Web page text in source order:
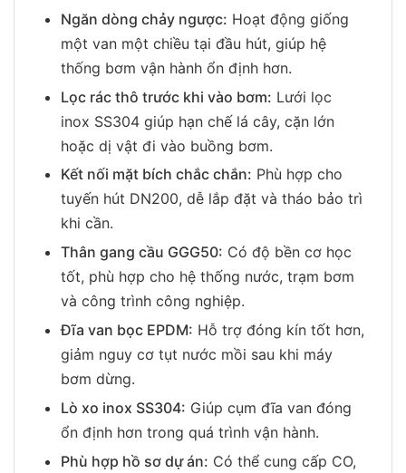
Ngăn dòng chảy ngược: Hoạt động giống
một van một chiều tại đầu hút, giúp hệ
thống bơm vận hành ổn định hơn.
Lọc rác thô trước khi vào bơm: Lưới lọc
inox SS304 giúp hạn chế lá cây, cặn lớn
hoặc dị vật đi vào buồng bơm.
Kết nối mặt bích chắc chắn: Phù hợp cho
tuyến hút DN200, dễ lắp đặt và tháo bảo trì
khi cần.
Thân gang cầu GGG50: Có độ bền cơ học
tốt, phù hợp cho hệ thống nước, trạm bơm
và công trình công nghiệp.
Đĩa van bọc EPDM: Hỗ trợ đóng kín tốt hơn,
giảm nguy cơ tụt nước mồi sau khi máy
bơm dừng.
Lò xo inox SS304: Giúp cụm đĩa van đóng
ổn định hơn trong quá trình vận hành.
Phù hợp hồ sơ dự án: Có thể cung cấp CO,